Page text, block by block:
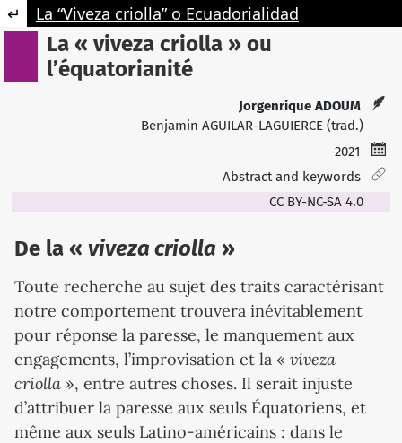
Retourner aux informations sur l'article
La “Viveza criolla” o Ecuadorialidad